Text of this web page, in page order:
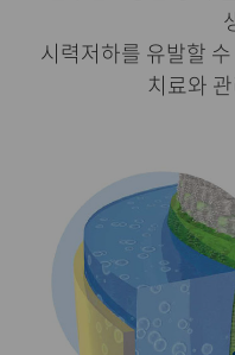
시력저하를 유발할
치료와